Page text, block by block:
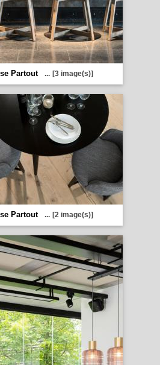
Partout ... [3 image(s)]
Partout ... [2 image(s)]